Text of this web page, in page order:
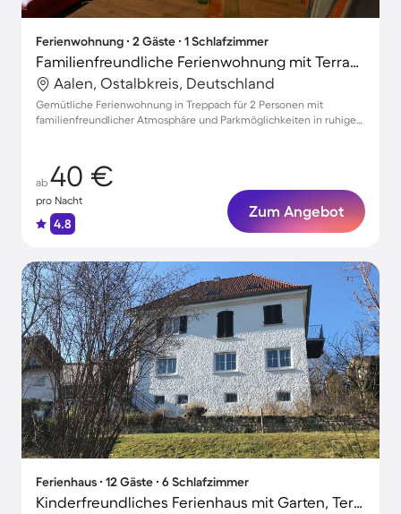
Ferienwohnung ∙ 2 Gäste ∙ 1 Schlafzimmer
Familienfreundliche Ferienwohnung mit Terrasse
Aalen, Ostalbkreis, Deutschland
Gemütliche Ferienwohnung in Treppach für 2 Personen mit
familienfreundlicher Atmosphäre und Parkmöglichkeiten in ruhiger
ab 40 €
pro Nacht
4.8
Zum Angebot
Ferienhaus ∙ 12 Gäste ∙ 6 Schlafzimmer
Kinderfreundliches Ferienhaus mit Garten, Terrasse und Grill | Ideal für Homeoffice | Haustiere sind willkommen